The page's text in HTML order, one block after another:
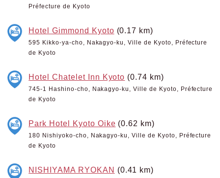
Préfecture de Kyoto
Hotel Gimmond Kyoto (0.17 km)
595 Kikko-ya-cho, Nakagyo-ku, Ville de Kyoto, Préfecture
de Kyoto
Hotel Chatelet Inn Kyoto (0.74 km)
745-1 Hashino-cho, Nakagyo-ku, Ville de Kyoto, Préfecture
de Kyoto
Park Hotel Kyoto Oike (0.62 km)
180 Nishiyoko-cho, Nakagyo-ku, Ville de Kyoto, Préfecture
de Kyoto
NISHIYAMA RYOKAN (0.41 km)